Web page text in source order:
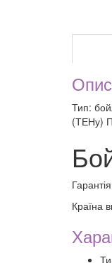
Опис
Тип:
(ТЕНу)
Країна